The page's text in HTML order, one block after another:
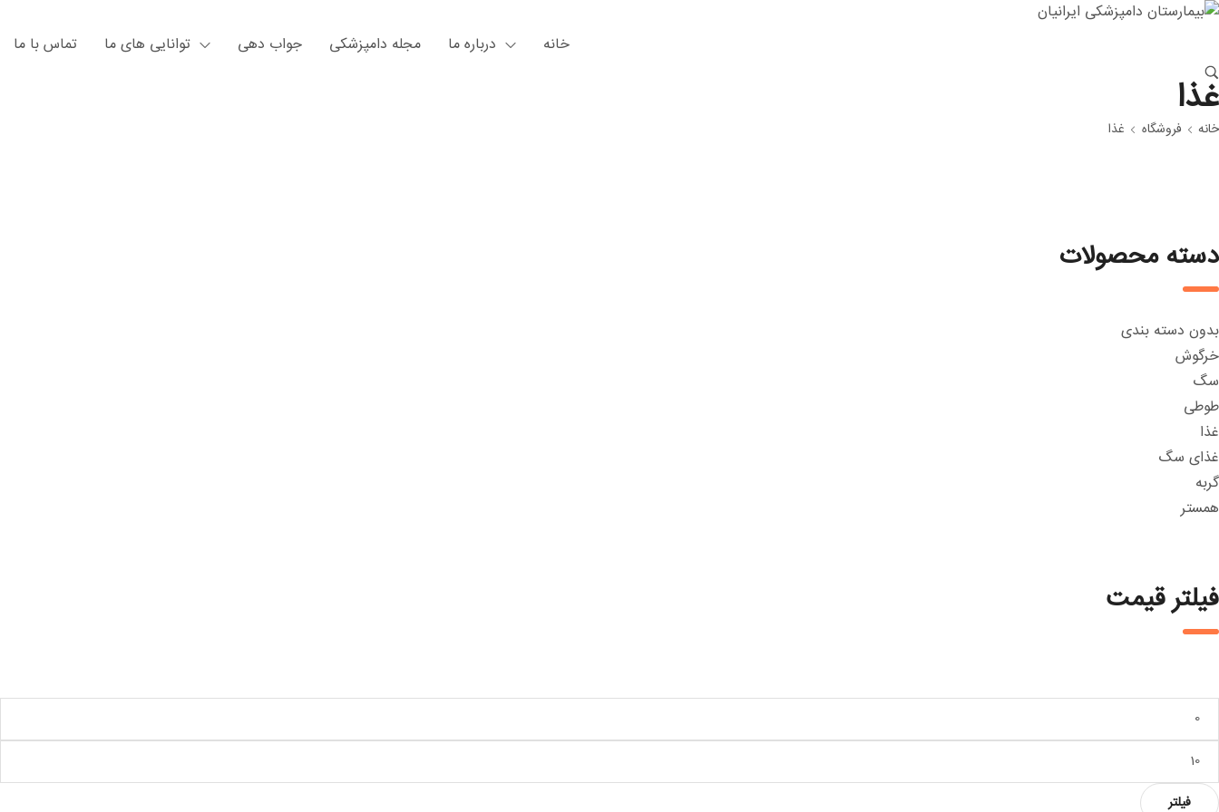
تماس با ما توانایی های ما جواب دهی مجله دامپزشکی درباره ما خانه
غذا
خانه فروشگاه غذا
دسته محصولات
بدون دسته بندی
خرگوش
سگ
طوطی
غذا
غذای سگ
گربه
همستر
فیلتر قیمت
قیمت
حداکثر
قیمت
فیلتر